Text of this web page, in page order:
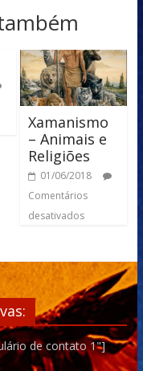
Xamanismo
– Animais e
Religiões
01/06/2018
Comentários
desativados
de contato 1"]